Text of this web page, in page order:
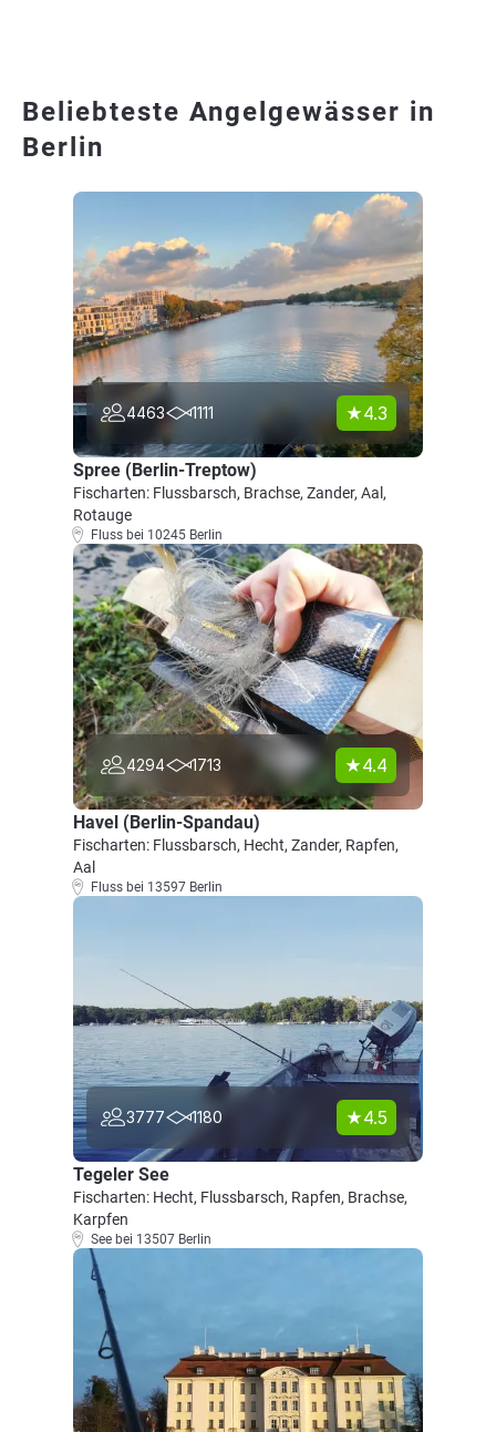
Beliebteste Angelgewässer in
Berlin
4463 1111 4.3
Spree (Berlin-Treptow)
Fischarten: Flussbarsch, Brachse, Zander, Aal,
Rotauge
Fluss bei 10245 Berlin
4294 1713 4.4
Havel (Berlin-Spandau)
Fischarten: Flussbarsch, Hecht, Zander, Rapfen,
Aal
Fluss bei 13597 Berlin
3777 1180 4.5
Tegeler See
Fischarten: Hecht, Flussbarsch, Rapfen, Brachse,
Karpfen
See bei 13507 Berlin